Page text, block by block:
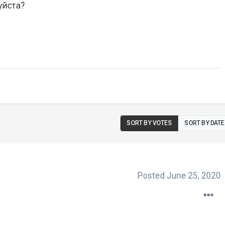
SORT BY VOTES SORT BY DATE
Posted June 25, 2020